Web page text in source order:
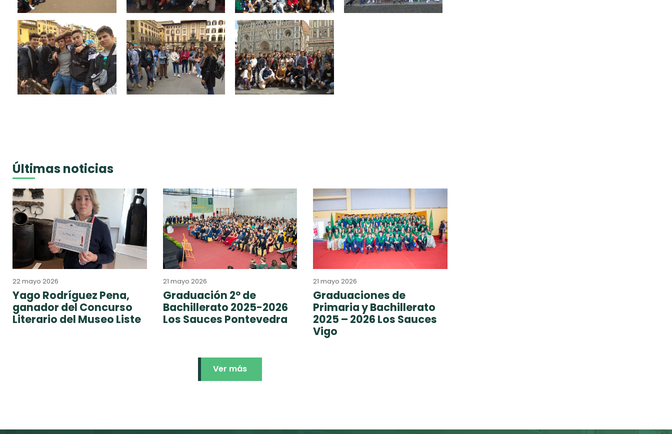
Últimas noticias
22 mayo 2026
Yago Rodríguez Pena,
ganador del Concurso
Literario del Museo Liste
21 mayo 2026
Graduación 2º de
Bachillerato 2025-2026
Los Sauces Pontevedra
21 mayo 2026
Graduaciones de
Primaria y Bachillerato
2025 – 2026 Los Sauces
Vigo
Ver más